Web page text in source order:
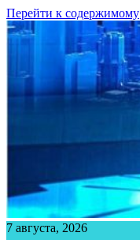
Перейти к содержимому
7 августа, 2026